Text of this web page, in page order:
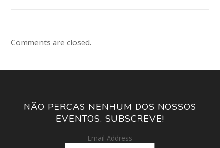
Comments are closed.
NÃO PERCAS NENHUM DOS NOSSOS
EVENTOS. SUBSCREVE!
Email Address